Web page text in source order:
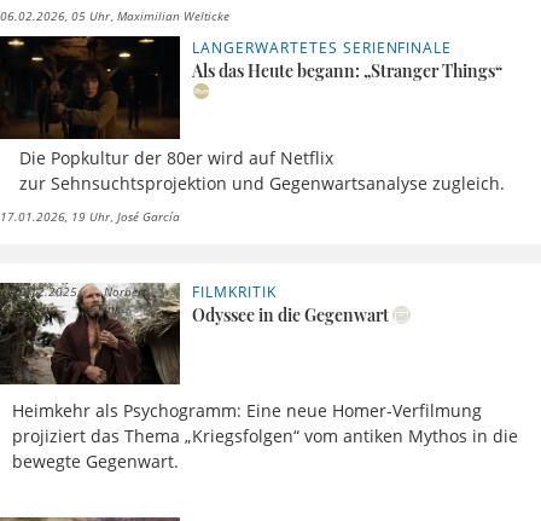
06.02.2026, 05 Uhr Maximilian Welticke
LANGERWARTETES SERIENFINALE
Als das Heute begann: „Stranger Things“
Die Popkultur der 80er wird auf Netflix
zur Sehnsuchtsprojektion und Gegenwartsanalyse zugleich.
17.01.2026, 19 Uhr José García
FILMKRITIK
Odyssee in die Gegenwart
Heimkehr als Psychogramm: Eine neue Homer-Verfilmung
projiziert das Thema „Kriegsfolgen“ vom antiken Mythos in die
bewegte Gegenwart.
10.12.2025,
09 Uhr
Norbert
Fink